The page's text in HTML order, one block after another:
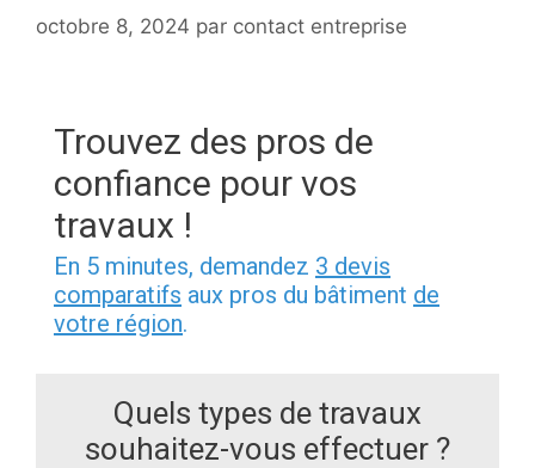
octobre 8, 2024 par contact entreprise
Trouvez des pros de
confiance pour vos
travaux !
En 5 minutes, demandez 3 devis
comparatifs aux pros du bâtiment de
votre région.
Quels types de travaux
souhaitez-vous effectuer ?